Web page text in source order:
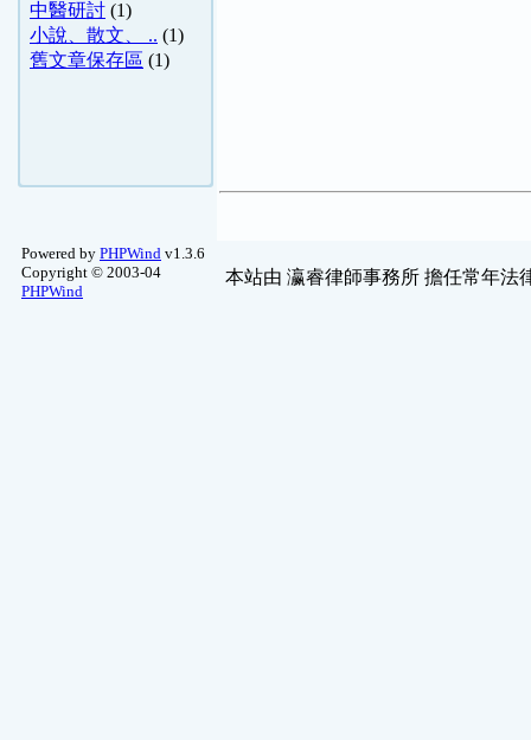
中醫研討 (1)
小說、散文、 .. (1)
舊文章保存區 (1)
Powered by PHPWind v1.3.6
Copyright © 2003-04
PHPWind
本站由 瀛睿律師事務所 擔任常年法